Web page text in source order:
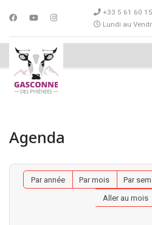
+33 5 61 60
Lundi au
Agenda
Par année Par mois Par
Aller au mois